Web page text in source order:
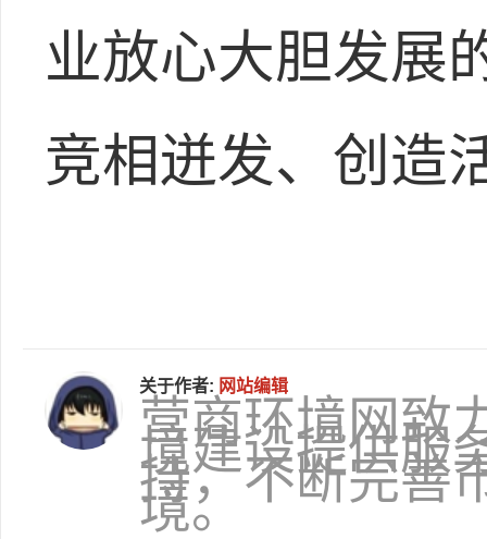
业放心大胆发展
竞相迸发、创造
关于作者: 网站编辑
营商环境网致
境建设提供服
持，不断完善
境。